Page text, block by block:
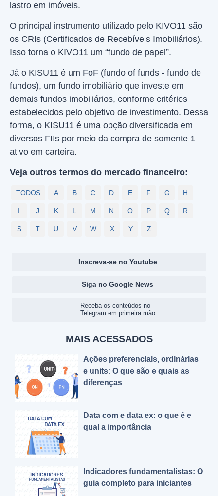
lastro em imóveis.
O principal instrumento utilizado pelo KIVO11 são
os CRIs (Certificados de Recebíveis Imobiliários).
Isso torna o KIVO11 um “fundo de papel”.
Já o KISU11 é um FoF (fundo of funds - fundo de
fundos), um fundo imobiliário que investe em
demais fundos imobiliários, conforme critérios
estabelecidos pelo objetivo de investimento. Dessa
forma, o KISU11 é uma opção diversificada em
diversos FIIs por meio da compra de somente 1
ativo em carteira.
Veja outros termos do mercado financeiro:
TODOS A B C D E F G H
I J K L M N O P Q R
S T U V W X Y Z
Inscreva-se no Youtube
Siga no Google News
Receba os conteúdos no
Telegram em primeira mão
MAIS ACESSADOS
Ações preferenciais, ordinárias
e units: O que são e quais as
diferenças
Data com e data ex: o que é e
qual a importância
Indicadores fundamentalistas: O
guia completo para iniciantes